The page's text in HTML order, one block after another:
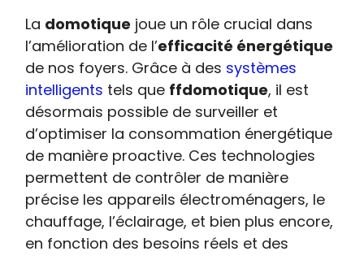
La domotique joue un rôle crucial dans
l’amélioration de l’efficacité énergétique
de nos foyers. Grâce à des systèmes
intelligents tels que ffdomotique, il est
désormais possible de surveiller et
d’optimiser la consommation énergétique
de manière proactive. Ces technologies
permettent de contrôler de manière
précise les appareils électroménagers, le
chauffage, l’éclairage, et bien plus encore,
en fonction des besoins réels et des